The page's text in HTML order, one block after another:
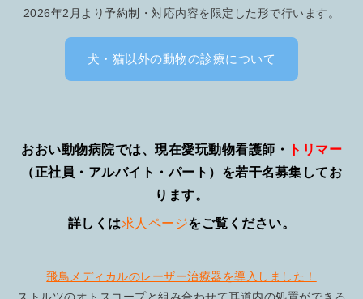
2026年2月より予約制・対応内容を限定した形で行います。
犬・猫以外の動物の診療について
おおい動物病院では、現在愛玩動物看護師・
トリマー
（正社員・アルバイト・パート）を若干名募集してお
ります。
詳しくは求人ページをご覧ください。
飛鳥メディカルのレーザー治療器を導入しました！
ストルツのオトスコープと組み合わせて耳道内の処置ができる